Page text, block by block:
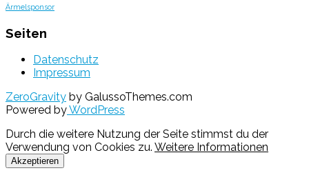
Ärmelsponsor
Seiten
Datenschutz
Impressum
ZeroGravity by GalussoThemes.com
Powered byWordPress
Durch die weitere Nutzung der Seite stimmst du der
Verwendung von Cookies zu. Weitere Informationen
Akzeptieren